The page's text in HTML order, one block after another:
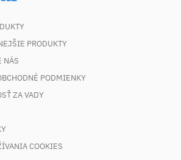
PRODUKTY
NÁS
PODMIENKY
ZA VADY
COOKIES